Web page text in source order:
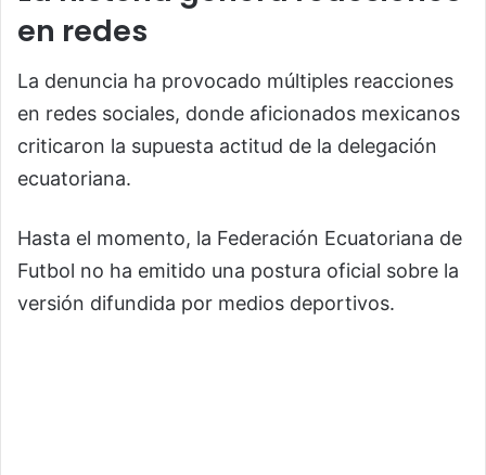
en redes
La denuncia ha provocado múltiples reacciones
en redes sociales, donde aficionados mexicanos
criticaron la supuesta actitud de la delegación
ecuatoriana.
Hasta el momento, la Federación Ecuatoriana de
Futbol no ha emitido una postura oficial sobre la
versión difundida por medios deportivos.